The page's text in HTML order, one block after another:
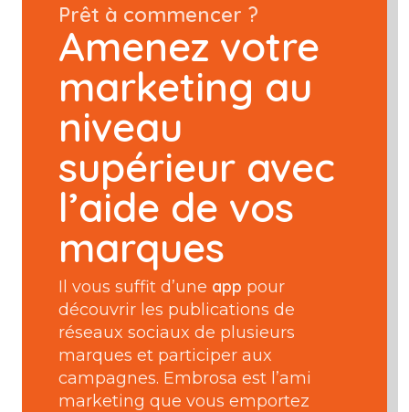
Amenez votre
marketing au
niveau
supérieur avec
l’aide de vos
marques
Prêt à commencer ?
Il vous suffit d’une app pour
découvrir les publications de
réseaux sociaux de plusieurs
marques et participer aux
campagnes. Embrosa est l’ami
marketing que vous emportez